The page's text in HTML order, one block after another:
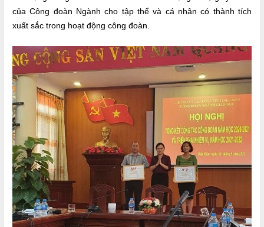
của Công đoàn Ngành cho tập thể và cá nhân có thành tích
xuất sắc trong hoạt động công đoàn.